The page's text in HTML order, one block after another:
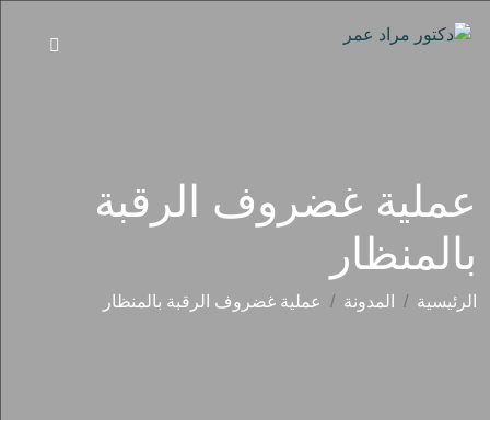
عملية غضروف الرقبة
بالمنظار
الرئيسية المدونة عملية غضروف الرقبة بالمنظار